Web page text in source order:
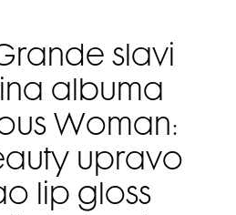
slavi
albuma
Woman:
upravo
lip gloss